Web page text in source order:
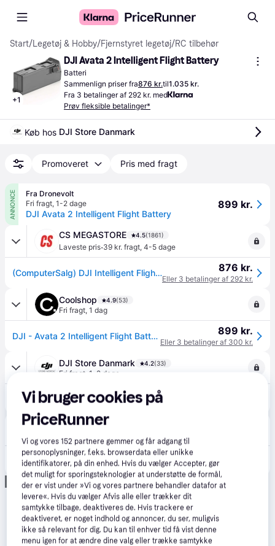
Start/Legetøj & Hobby/Fjernstyret legetøj/RC tilbehør
+1
DJI Avata 2 Intelligent Flight Battery
Batteri
Sammenlign priser fra876 kr.til1.035 kr.
Fra 3 betalinger af 292 kr. med
Prøv fleksible betalinger*
Køb hos DJI Store Danmark
Promoveret Pris med fragt
ANNONCE
Fra Dronevolt
Fri fragt, 1-2 dage
DJI Avata 2 Intelligent Flight Battery
899 kr.
CS MEGASTORE 4.5(1861)
Laveste pris·39 kr. fragt, 4-5 dage
(ComputerSalg) DJI Intelligent Flight Battery - Batteri - Li-Ion - 2150 mAh - 31.7 Wh 876 kr.
Eller 3 betalinger af 292 kr.
Coolshop 4.9(53)
Fri fragt, 1 dag
DJI - Avata 2 Intelligent Flight Battery - Forlæng din drones flyvetid - Fri fragt og klar til levering - Prismatch 899 kr.
Eller 3 betalinger af 300 kr.
DJI Store Danmark 4.2(33)
Fri fragt 1-2 dage
DJI Avata 2 Intelligent Flight Battery
Dronevolt
DJI Avata 2 Intelligent Flight Battery 899 kr.
Annonce
Vi bruger cookies på
PriceRunner
Vi og vores152 partnere gemmer og får adgang til
personoplysninger, f.eks. browserdata eller unikke
identifikatorer, på din enhed. Hvis du vælger Accepter, gør
det muligt for sporingsteknologier at understøtte de formål,
der er vist under »Vi og vores partnere behandler datafor at
levere«. Hvis du vælger Afvis alle eller trækker dit
samtykke tilbage, deaktiveres de. Hvis trackere er
deaktiveret, er noget indhold og annoncer, du ser, muligvis
ikke så relevant for dig. Du kan til enhver tid få vist denne
menu igen for at ændre dine valg eller trække samtykke